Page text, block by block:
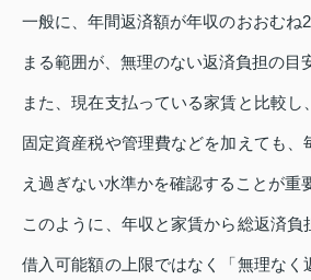
一般に、年間返済額が年収のおおむね
まる範囲が、無理のない返済負担の目
また、現在支払っている家賃と比較し
固定資産税や管理費などを加えても、
え過ぎない水準かを確認することが重
このように、年収と家賃から総返済負
借入可能額の上限ではなく「無理なく